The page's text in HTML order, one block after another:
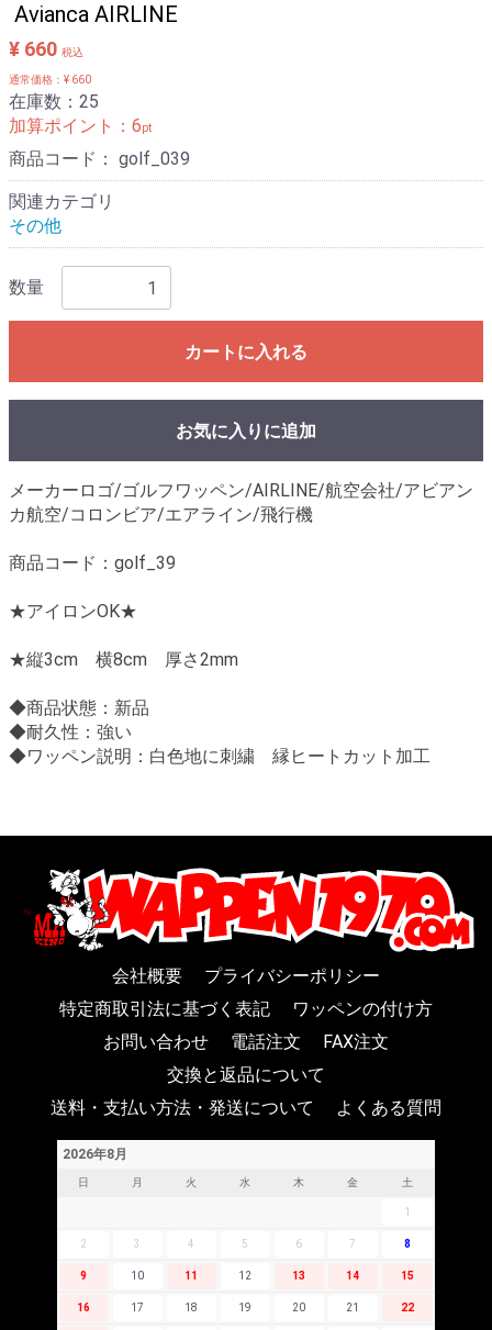
Avianca AIRLINE
¥ 660 税込
通常価格：¥ 660
在庫数：25
加算ポイント： 6pt
商品コード： golf_039
関連カテゴリ
その他
数量
カートに入れる
お気に入りに追加
メーカーロゴ/ゴルフワッペン/AIRLINE/航空会社/アビアン
カ航空/コロンビア/エアライン/飛行機
商品コード：golf_39
★アイロンOK★
★縦3cm 横8cm 厚さ2mm
◆商品状態：新品
◆耐久性：強い
◆ワッペン説明：白色地に刺繍 縁ヒートカット加工
会社概要
プライバシーポリシー
特定商取引法に基づく表記
ワッペンの付け方
お問い合わせ
電話注文
FAX注文
交換と返品について
送料・支払い方法・発送について
よくある質問
2026年8月
日 月 火 水 木 金 土
1
2 3 4 5 6 7 8
9 10 11 12 13 14 15
16 17 18 19 20 21 22